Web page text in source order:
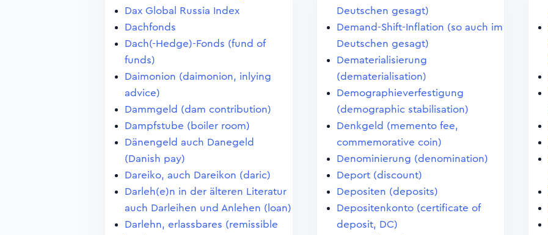
Dax Global Russia Index
Dachfonds
Dach(-Hedge)-Fonds (fund of
funds)
Daimonion (daimonion, inlying
advice)
Dammgeld (dam contribution)
Dampfstube (boiler room)
Dänengeld auch Danegeld
(Danish pay)
Dareiko, auch Dareikon (daric)
Darleh(e)n in der älteren Literatur
auch Darleihen und Anlehen (loan)
Darlehn, erlassbares (remissible
Deutschen gesagt)
Demand-Shift-Inflation (so auch im
Deutschen gesagt)
Dematerialisierung
(dematerialisation)
Demographieverfestigung
(demographic stabilisation)
Denkgeld (memento fee,
commemorative coin)
Denominierung (denomination)
Deport (discount)
Depositen (deposits)
Depositenkonto (certificate of
deposit, DC)